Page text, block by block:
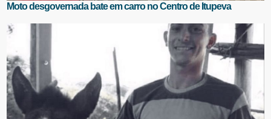
Moto desgovernada bate em carro no Centro de Itupeva